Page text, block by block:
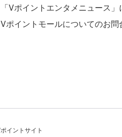
「Vポイントエンタメニュース
Vポイントモールについてのお問